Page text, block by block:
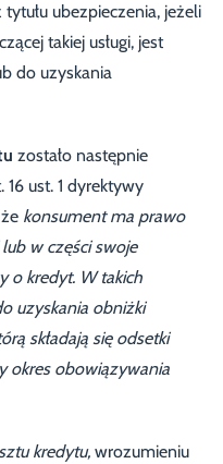
ubezpieczenia, jeżeli
takiej usługi, jest
do uzyskania
zostało następnie
ust. 1 dyrektywy
konsument ma prawo
lub w części swoje
o kredyt. W takich
uzyskania obniżki
składają się odsetki
okres obowiązywania
kredytu, wrozumieniu